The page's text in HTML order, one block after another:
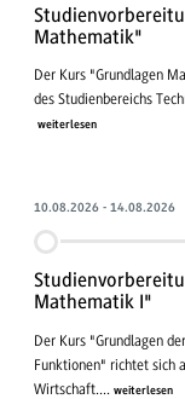
Mathematik"
Der Kurs "Grundlagen
des Studienbereichs
weiterlesen
10.08.2026 - 14.08.2026
Mathematik I"
Der Kurs "Grundlagen
Funktionen" richtet sich
Wirtschaft.... weiterlesen